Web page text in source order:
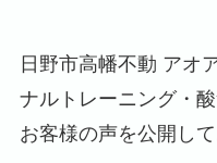
日野市高幡不動 アオ
ナルトレーニング・
お客様の声を公開し